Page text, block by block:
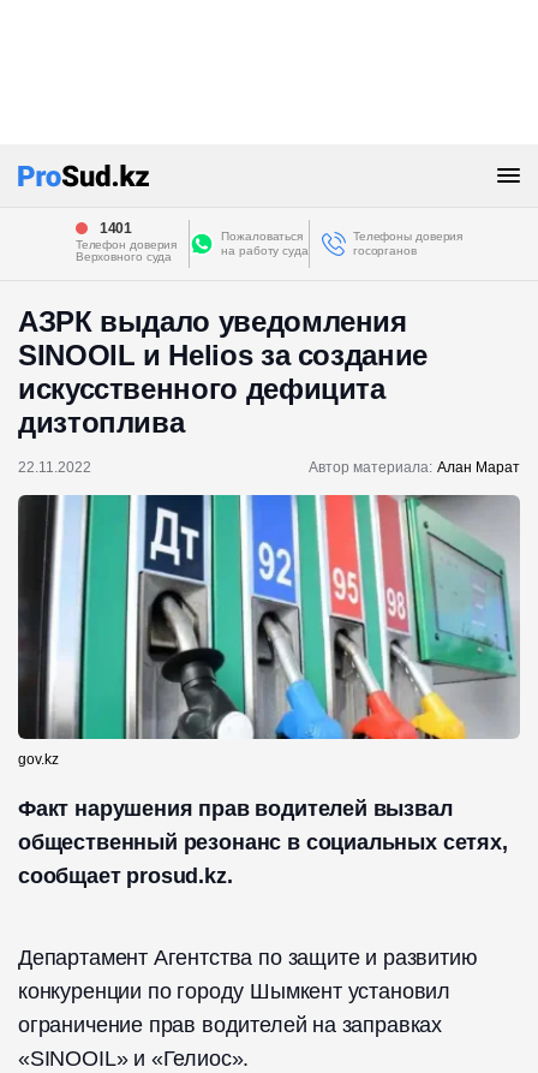
1401
Телефон доверия
Верховного суда
Пожаловаться
на работу суда
Телефоны доверия
госорганов
АЗРК выдало уведомления
SINOOIL и Helios за создание
искусственного дефицита
дизтоплива
22.11.2022 Автор материала: Алан Марат
gov.kz
Факт нарушения прав водителей вызвал
общественный резонанс в социальных сетях,
сообщает prosud.kz.
Департамент Агентства по защите и развитию
конкуренции по городу Шымкент установил
ограничение прав водителей на заправках
«SINOOIL» и «Гелиос».